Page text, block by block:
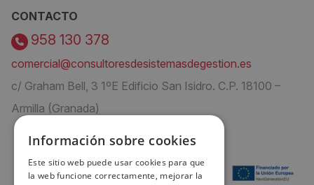
CONTACTO
958 130 378
comercial@consultoresdesistemasdegestion.es
c/ Graham Bell, 3 1ºE Edificio San Isidro. C.P. 18100 –
Armilla (Granada)
Información sobre cookies
Este sitio web puede usar cookies para que
la web funcione correctamente, mejorar la